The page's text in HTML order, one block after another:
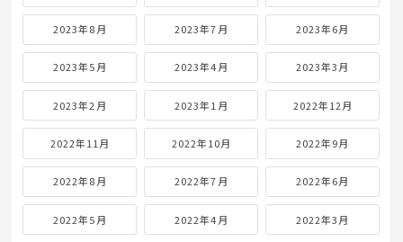
2023年8月 2023年7月 2023年6月
2023年5月 2023年4月 2023年3月
2023年2月 2023年1月 2022年12月
2022年11月 2022年10月 2022年9月
2022年8月 2022年7月 2022年6月
2022年5月 2022年4月 2022年3月